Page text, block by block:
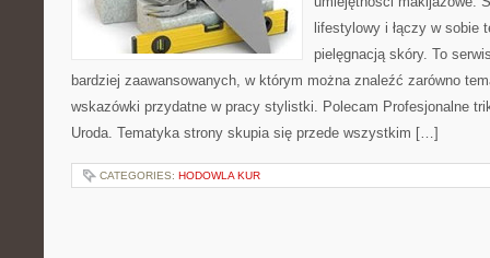
lifestylowy i łączy w sobie
pielęgnacją skóry. To
bardziej zaawansowanych, w którym można znaleźć zarówno
wskazówki przydatne w pracy stylistki. Polecam Profesjonalne
Uroda. Tematyka strony skupia się przede wszystkim […]
CATEGORIES: HODOWLA KUR